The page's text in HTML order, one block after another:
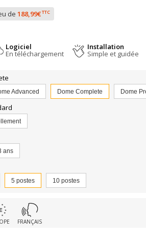
de188,99€TTC
Logiciel
En téléchargement
Installation
Simple et guidée
Advanced Dome Complete Dome
ans
5 postes 10 postes
FRANÇAIS